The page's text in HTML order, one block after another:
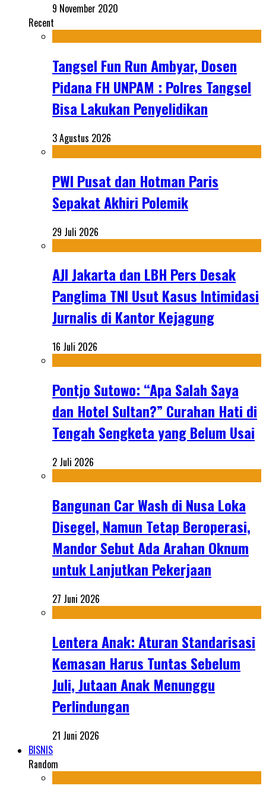
9 November 2020
Recent
Tangsel Fun Run Ambyar, Dosen
Pidana FH UNPAM : Polres Tangsel
Bisa Lakukan Penyelidikan
3 Agustus 2026
PWI Pusat dan Hotman Paris
Sepakat Akhiri Polemik
29 Juli 2026
AJI Jakarta dan LBH Pers Desak
Panglima TNI Usut Kasus Intimidasi
Jurnalis di Kantor Kejagung
16 Juli 2026
Pontjo Sutowo: “Apa Salah Saya
dan Hotel Sultan?” Curahan Hati di
Tengah Sengketa yang Belum Usai
2 Juli 2026
Bangunan Car Wash di Nusa Loka
Disegel, Namun Tetap Beroperasi,
Mandor Sebut Ada Arahan Oknum
untuk Lanjutkan Pekerjaan
27 Juni 2026
Lentera Anak: Aturan Standarisasi
Kemasan Harus Tuntas Sebelum
Juli, Jutaan Anak Menunggu
Perlindungan
21 Juni 2026
BISNIS
Random